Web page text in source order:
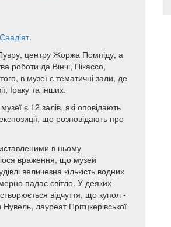
Саадіят.
центру Жоржа Помпіду, а
роботи да Вінчі, Пікассо,
в музеї є тематичні зали, де
Іраку та інших.
є 12 залів, які оповідають
що розповідають про
в ньому
враження, що музей
величезна кількість водних
падає світло. У деяких
відчуття, що купол -
лауреат Прітцкерівської